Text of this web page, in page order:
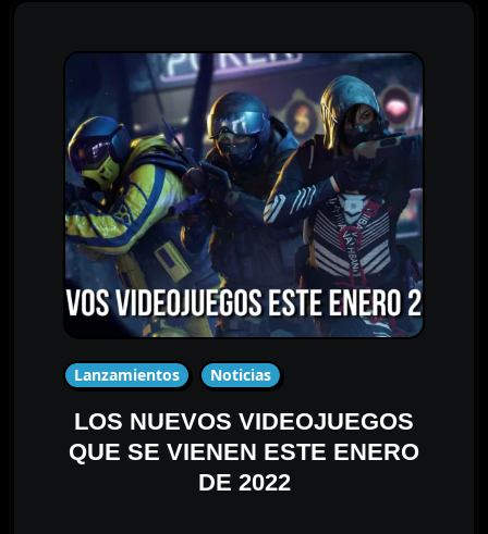
Lanzamientos Noticias
LOS NUEVOS VIDEOJUEGOS
QUE SE VIENEN ESTE ENERO
DE 2022